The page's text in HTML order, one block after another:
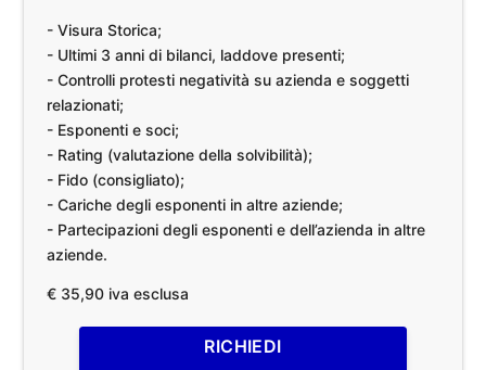
- Visura Storica;
- Ultimi 3 anni di bilanci, laddove presenti;
- Controlli protesti negatività su azienda e soggetti
relazionati;
- Esponenti e soci;
- Rating (valutazione della solvibilità);
- Fido (consigliato);
- Cariche degli esponenti in altre aziende;
- Partecipazioni degli esponenti e dell’azienda in altre
aziende.
€ 35,90 iva esclusa
RICHIEDI